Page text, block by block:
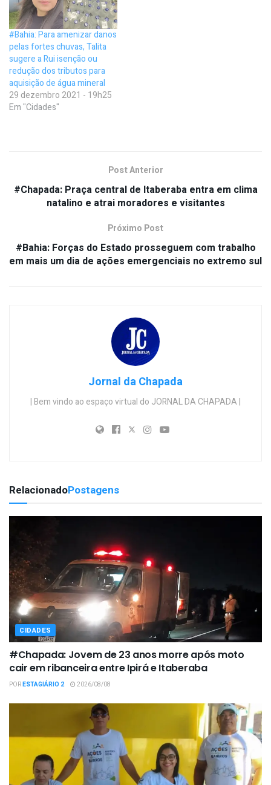
#Bahia: Para amenizar danos
pelas fortes chuvas, Talita
sugere a Rui isenção ou
redução dos tributos para
aquisição de água mineral
29 dezembro 2021 - 19h25
Em "Cidades"
Post Anterior
#Chapada: Praça central de Itaberaba entra em clima
natalino e atrai moradores e visitantes
Próximo Post
#Bahia: Forças do Estado prosseguem com trabalho
em mais um dia de ações emergenciais no extremo sul
Jornal da Chapada
| Bem vindo ao espaço virtual do JORNAL DA CHAPADA |
RelacionadoPostagens
CIDADES
#Chapada: Jovem de 23 anos morre após moto
cair em ribanceira entre Ipirá e Itaberaba
PORESTAGIÁRIO 2 2026/08/08